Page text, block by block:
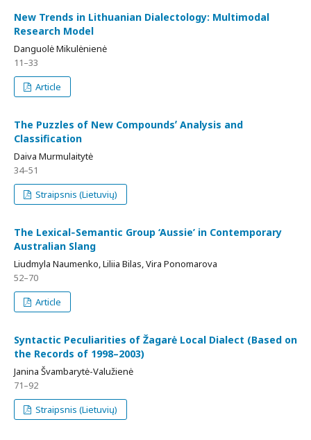
New Trends in Lithuanian Dialectology: Multimodal
Research Model
Danguolė Mikulėnienė
11–33
Article
The Puzzles of New Compoundsʼ Analysis and
Classification
Daiva Murmulaitytė
34–51
Straipsnis (Lietuvių)
The Lexical‑Semantic Group ‘Aussie’ in Contemporary
Australian Slang
Liudmyla Naumenko, Liliia Bilas, Vira Ponomarova
52–70
Article
Syntactic Peculiarities of Žagarė Local Dialect (Based on
the Records of 1998–2003)
Janina Švambarytė-Valužienė
71–92
Straipsnis (Lietuvių)